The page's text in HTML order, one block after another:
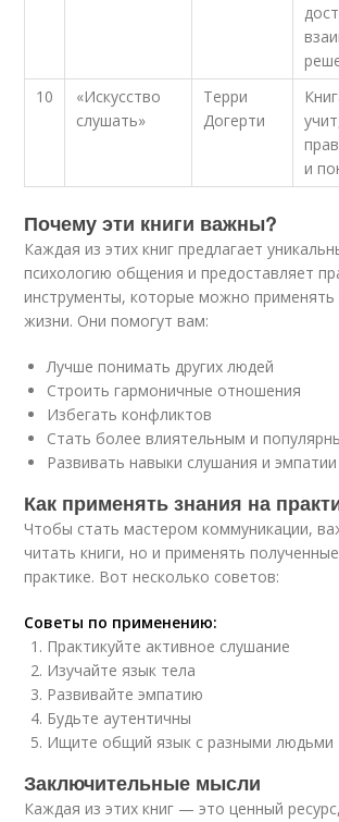
10
«Искусство
слушать»
Терри
Догерти
и
Почему эти книги важны?
Каждая из этих книг предлагает
психологию общения и предоставляет
инструменты, которые можно применять
жизни. Они помогут вам:
Лучше понимать других людей
Строить гармоничные отношения
Избегать конфликтов
Стать более влиятельным и
Развивать навыки слушания и эмпатии
Как применять знания на
Чтобы стать мастером коммуникации,
читать книги, но и применять
практике. Вот несколько советов:
Советы по применению:
Практикуйте активное слушание
Изучайте язык тела
Развивайте эмпатию
Будьте аутентичны
Ищите общий язык с разными людьми
Заключительные мысли
Каждая из этих книг — это ценный